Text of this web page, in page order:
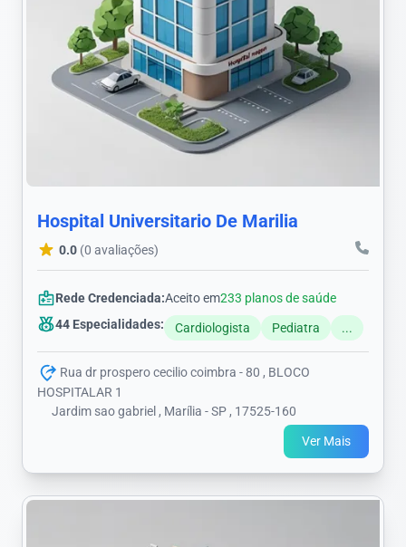
Hospital Universitario De Marilia
0.0 (0 avaliações)
Rede Credenciada:Aceito em233 planos de saúde
44 Especialidades:
Cardiologista Pediatra ...
Rua dr prospero cecilio coimbra - 80 , BLOCO
HOSPITALAR 1
Jardim sao gabriel , Marília - SP , 17525-160
Ver Mais